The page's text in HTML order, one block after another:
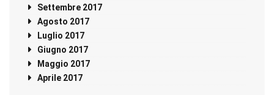
Settembre 2017
Agosto 2017
Luglio 2017
Giugno 2017
Maggio 2017
Aprile 2017